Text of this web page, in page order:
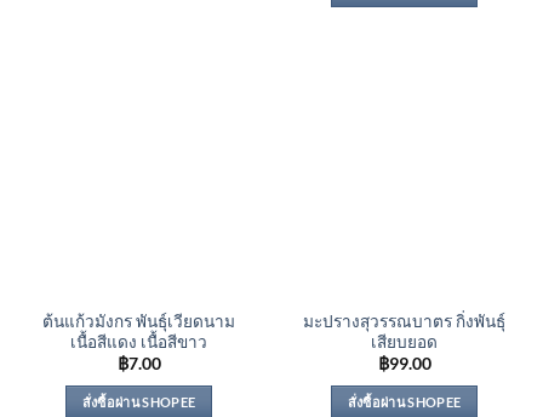
ต้นแก้วมังกร พันธุ์เวียดนาม
เนื้อสีแดง เนื้อสีขาว
฿7.00
สั่งซื้อผ่าน SHOPEE
มะปรางสุวรรณบาตร กิ่งพันธุ์
เสียบยอด
฿99.00
สั่งซื้อผ่าน SHOPEE